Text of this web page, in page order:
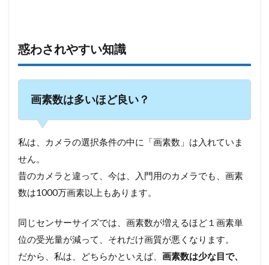
惑わされやすい知識
画素数は多いほど良い？
私は、カメラの選択条件の中に「画素数」は入れていま
せん。
昔のカメラと違って、今は、入門用のカメラでも、画素
数は1000万画素以上もあります。
同じセンサーサイズでは、画素数が増えるほど１画素単
位の受光量が減って、それだけ画質が悪くなります。
だから、私は、どちらかといえば、 画素数は少な目で、